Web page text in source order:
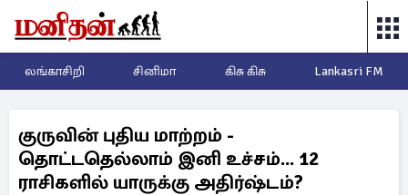
லங்காசிறி சினிமா கிசு கிசு Lankasri FM
குருவின் புதிய மாற்றம் -
தொட்டதெல்லாம் இனி உச்சம்... 12
ராசிகளில் யாருக்கு அதிர்ஷ்டம்?